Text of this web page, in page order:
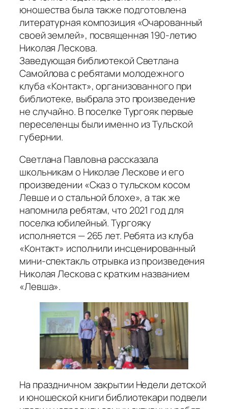
юношества была также подготовлена
литературная композиция «Очарованный
своей землей», посвященная 190-летию
Николая Лескова.
Заведующая библиотекой Светлана
Самойлова с ребятами молодежного
клуба «Контакт», организованного при
библиотеке, выбрала это произведение
не случайно. В поселке Тургояк первые
переселенцы были именно из Тульской
губернии.
Светлана Павловна рассказала
школьникам о Николае Лескове и его
произведении «Сказ о тульском косом
Левше и о стальной блохе», а так же
напомнила ребятам, что 2021 год для
поселка юбилейный. Тургояку
исполняется — 265 лет. Ребята из клуба
«Контакт» исполнили инсценированный
мини-спектакль отрывка из произведения
Николая Лескова с кратким названием
«Левша».
На праздничном закрытии Недели детской
и юношеской книги библиотекари подвели